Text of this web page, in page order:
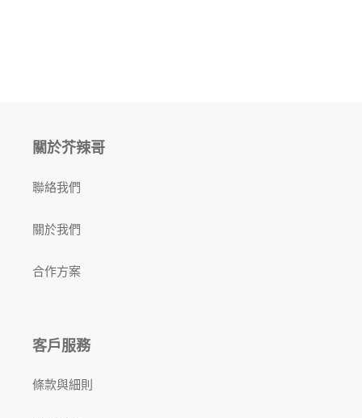
關於芥辣哥
聯絡我們
關於我們
合作方案
客戶服務
條款與細則